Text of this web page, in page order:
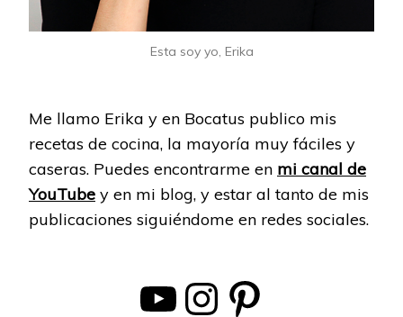
Esta soy yo, Erika
Me llamo Erika y en Bocatus publico mis
recetas de cocina, la mayoría muy fáciles y
caseras. Puedes encontrarme en mi canal de
YouTube y en mi blog, y estar al tanto de mis
publicaciones siguiéndome en redes sociales.
YouTube Instagram Pinterest